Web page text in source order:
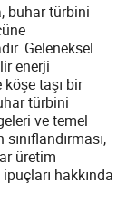
buhar türbini
Geleneksel
enerji
taşı bir
türbini
ve temel
üretim
hakkında